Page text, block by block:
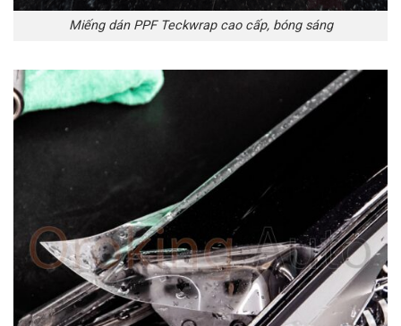
Miếng dán PPF Teckwrap cao cấp, bóng sáng